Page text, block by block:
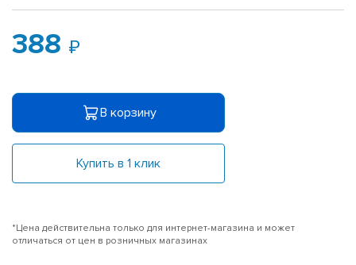
388
В корзину
Купить в 1 клик
*Цена действительна только для интернет-магазина и может
отличаться от цен в розничных магазинах